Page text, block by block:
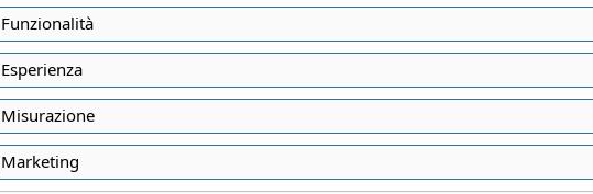
REGGIA DI
Funzionalità
Esperienza
Misurazione
Marketing